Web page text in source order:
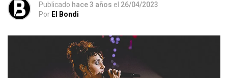
Publicado hace 3 años el 26/04/2023
Por El Bondi